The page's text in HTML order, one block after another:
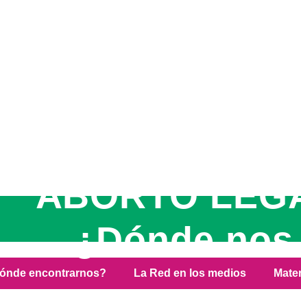
ABORTO
¿Dónde
encontrarnos? La Red en los medios